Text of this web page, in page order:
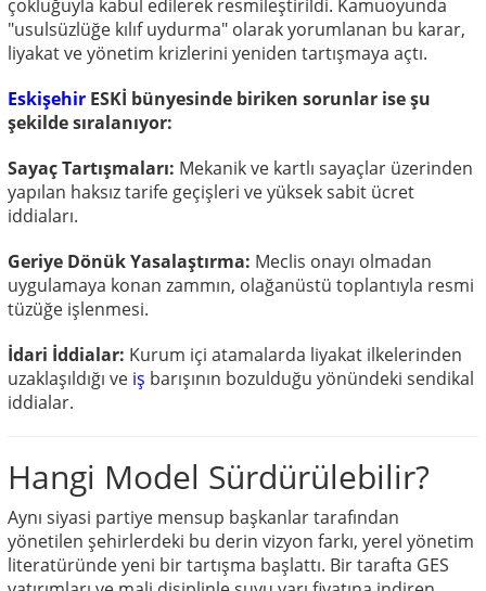
çokluğuyla kabul edilerek resmileştirildi. Kamuoyunda
"usulsüzlüğe kılıf uydurma" olarak yorumlanan bu karar,
liyakat ve yönetim krizlerini yeniden tartışmaya açtı.
Eskişehir ESKİ bünyesinde biriken sorunlar ise şu
şekilde sıralanıyor:
Sayaç Tartışmaları: Mekanik ve kartlı sayaçlar üzerinden
yapılan haksız tarife geçişleri ve yüksek sabit ücret
iddiaları.
Geriye Dönük Yasalaştırma: Meclis onayı olmadan
uygulamaya konan zammın, olağanüstü toplantıyla resmi
tüzüğe işlenmesi.
İdari İddialar: Kurum içi atamalarda liyakat ilkelerinden
uzaklaşıldığı ve iş barışının bozulduğu yönündeki sendikal
iddialar.
Hangi Model Sürdürülebilir?
Aynı siyasi partiye mensup başkanlar tarafından
yönetilen şehirlerdeki bu derin vizyon farkı, yerel yönetim
literatüründe yeni bir tartışma başlattı. Bir tarafta GES